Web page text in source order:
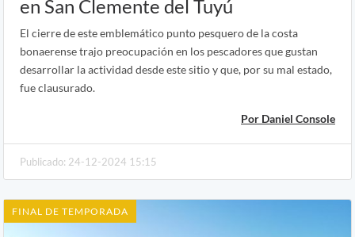
en San Clemente del Tuyú
El cierre de este emblemático punto pesquero de la costa
bonaerense trajo preocupación en los pescadores que gustan
desarrollar la actividad desde este sitio y que, por su mal estado,
fue clausurado.
Por Daniel Console
Publicado: 24-12-2024 15:15
FINAL DE TEMPORADA